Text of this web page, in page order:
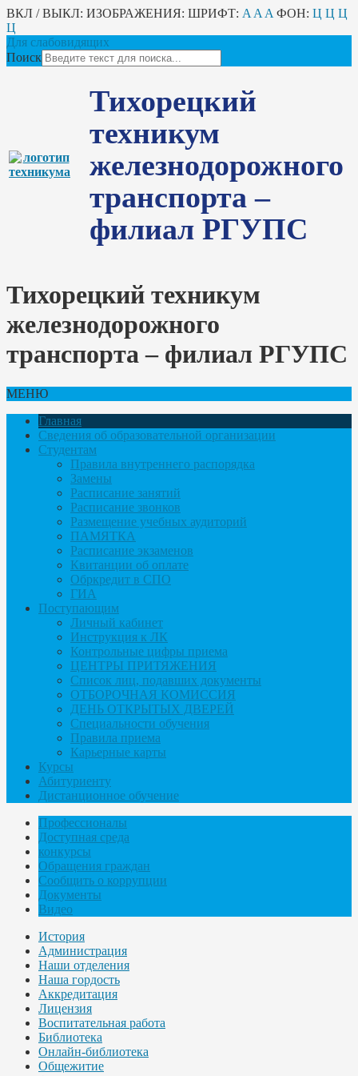
ВКЛ / ВЫКЛ: ИЗОБРАЖЕНИЯ: ШРИФТ: A A A ФОН: Ц Ц Ц
Ц
Для слабовидящих
Поиск
Тихорецкий
техникум
железнодорожного
транспорта –
филиал РГУПС
Тихорецкий техникум
железнодорожного
транспорта – филиал РГУПС
МЕНЮ
Главная
Сведения об образовательной организации
Студентам
Правила внутреннего распорядка
Замены
Расписание занятий
Расписание звонков
Размещение учебных аудиторий
ПАМЯТКА
Расписание экзаменов
Квитанции об оплате
Обркредит в СПО
ГИА
Поступающим
Личный кабинет
Инструкция к ЛК
Контрольные цифры приема
ЦЕНТРЫ ПРИТЯЖЕНИЯ
Список лиц, подавших документы
ОТБОРОЧНАЯ КОМИССИЯ
ДЕНЬ ОТКРЫТЫХ ДВЕРЕЙ
Специальности обучения
Правила приема
Карьерные карты
Курсы
Абитуриенту
Дистанционное обучение
Профессионалы
Доступная среда
конкурсы
Обращения граждан
Сообщить о коррупции
Документы
Видео
История
Администрация
Наши отделения
Наша гордость
Аккредитация
Лицензия
Воспитательная работа
Библиотека
Онлайн-библиотека
Общежитие